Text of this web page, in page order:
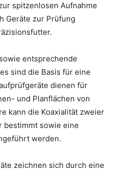
spitzenlosen Aufnahme
Geräte zur Prüfung
entsprechende
sind die Basis für eine
dienen für
und Planflächen von
kann die Koaxialität zweier
bestimmt sowie eine
werden.
zeichnen sich durch eine